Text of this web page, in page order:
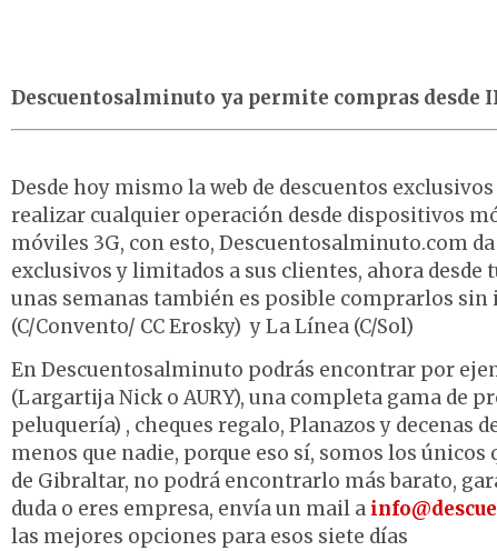
Descuentosalminuto ya permite compras desde
Desde hoy mismo la web de descuentos
realizar cualquier operación desde dispositivos
móviles 3G, con esto, Descuentosalminuto.com
exclusivos y limitados a sus clientes, ahora desde
unas semanas también es posible comprarlos
(C/Convento/ CC Erosky) y La Línea (C/Sol)
En Descuentosalminuto podrás encontrar por
(Largartija Nick o AURY), una completa gama de
peluquería) , cheques regalo, Planazos y decenas
menos que nadie, porque eso sí, somos los
de Gibraltar, no podrá encontrarlo más barato,
duda o eres empresa, envía un mail a
las mejores opciones para esos siete días